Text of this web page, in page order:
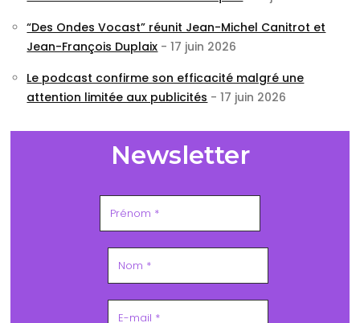
“Des Ondes Vocast” réunit Jean-Michel Canitrot et
Jean-François Duplaix - 17 juin 2026
Le podcast confirme son efficacité malgré une
attention limitée aux publicités - 17 juin 2026
Newsletter